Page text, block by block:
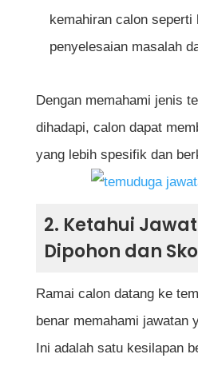
Perlukah saya hafal
soalan temuduga?
Apa pakaian paling
temuduga jawatan
Apa perlu saya buat
jawapan semasa
Berapa lama
kerajaan
kemahiran calon seperti
penyelesaian masalah
Dengan memahami jenis
dihadapi, calon dapat
yang lebih spesifik dan
2. Ketahui
Dipohon dan
Ramai calon datang ke
benar memahami jawatan
Ini adalah satu kesilapan